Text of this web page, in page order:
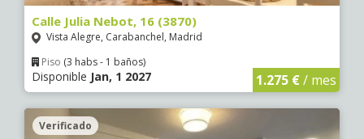
Calle Julia Nebot, 16 (3870)
Vista Alegre, Carabanchel, Madrid
Piso (3 habs - 1 baños)
Disponible Jan, 1 2027 1.275 €/ mes
Verificado